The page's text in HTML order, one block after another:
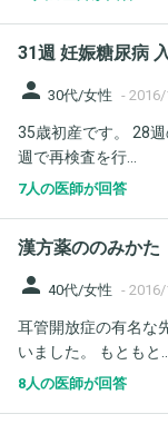
31週 妊娠糖尿病
person 30代/女性 -
35歳初産です。 28
週で再検査を行...
7人の医師が回答
漢方薬ののみかた
person 40代/女性 -
耳管開放症の有名な
いました。 もともと...
8人の医師が回答